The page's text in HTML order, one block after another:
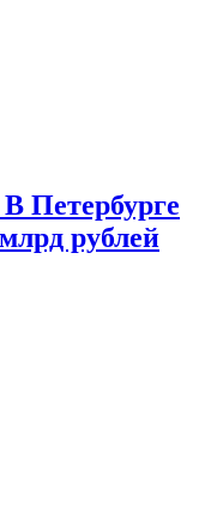
Петербурге
рублей